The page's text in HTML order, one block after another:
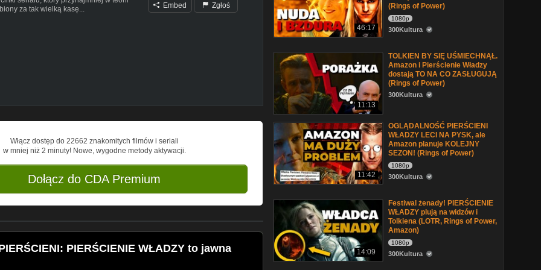
za tak wielką kasę...
ukrywać, było w tych dwóch
to jawna prowokacja (Rings of
Embed Zgłoś
Włącz dostęp do 22662 znakomitych filmów i seriali
w mniej niż 2 minuty! Nowe, wygodne metody aktywacji.
Dołącz do CDA Premium
PIERŚCIENIE WŁADZY to jawna
46:17
(Rings of Power)
1080p
300Kultura
11:13
TOLKIEN BY SIĘ UŚMIECHNĄŁ.
Amazon i Pierścienie Władzy
dostają TO NA CO ZASŁUGUJĄ
(Rings of Power)
300Kultura
11:42
OGLĄDALNOŚĆ PIERŚCIENI
WŁADZY LECI NA PYSK, ale
Amazon planuje KOLEJNY
SEZON! (Rings of Power)
1080p
300Kultura
14:09
Festiwal żenady! PIERŚCIENIE
WŁADZY plują na widzów i
Tolkiena (LOTR, Rings of Power,
Amazon)
1080p
300Kultura